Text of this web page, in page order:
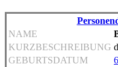
NAME
KURZBESCHREIBUNG
GEBURTSDATUM